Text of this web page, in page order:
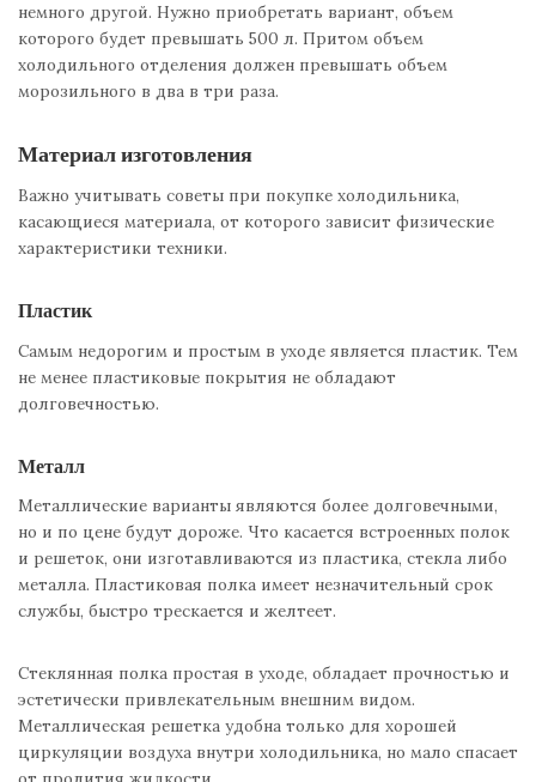
немного другой. Нужно приобретать вариант, объем
которого будет превышать 500 л. Притом объем
холодильного отделения должен превышать объем
морозильного в два в три раза.
Материал изготовления
Важно учитывать советы при покупке холодильника,
касающиеся материала, от которого зависит физические
характеристики техники.
Пластик
Самым недорогим и простым в уходе является пластик. Тем
не менее пластиковые покрытия не обладают
долговечностью.
Металл
Металлические варианты являются более долговечными,
но и по цене будут дороже. Что касается встроенных полок
и решеток, они изготавливаются из пластика, стекла либо
металла. Пластиковая полка имеет незначительный срок
службы, быстро трескается и желтеет.
Стеклянная полка простая в уходе, обладает прочностью и
эстетически привлекательным внешним видом.
Металлическая решетка удобна только для хорошей
циркуляции воздуха внутри холодильника, но мало спасает